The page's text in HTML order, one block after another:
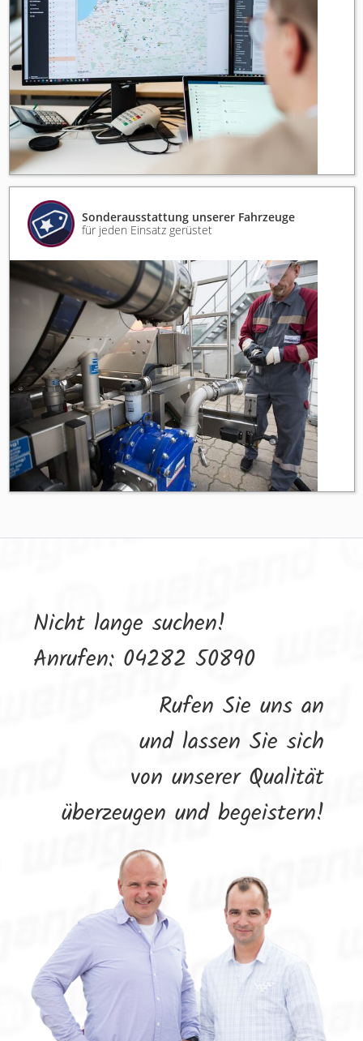
Sonderausstattung unserer Fahrzeuge
für jeden Einsatz gerüstet
Nicht lange suchen!
Anrufen: 04282 50890
Rufen Sie uns an
und lassen Sie sich
von unserer Qualität
überzeugen und begeistern!